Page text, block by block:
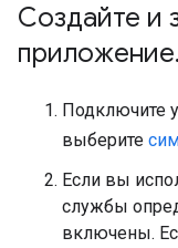
Создайте и
приложение.
Подключите
выберите
Если вы
службы
включены.